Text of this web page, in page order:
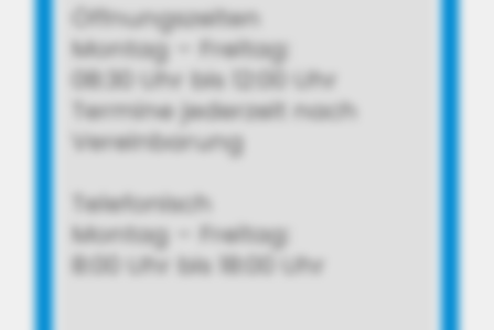
Öffnungszeiten
Montag – Freitag:
08:30 Uhr bis 12:00 Uhr
Termine jederzeit nach
Vereinbarung
Telefonisch
Montag – Freitag:
8:00 Uhr bis 18:00 Uhr